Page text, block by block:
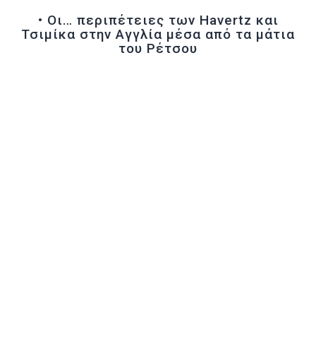
• Οι… περιπέτειες των Havertz και
Τσιμίκα στην Αγγλία μέσα από τα μάτια
του Ρέτσου